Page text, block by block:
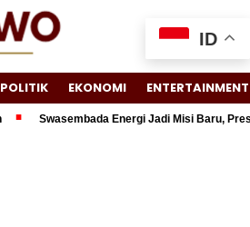
POLITIK EKONOMI ENTERTAINMENT
Swasembada Energi Jadi Misi Baru,
ID